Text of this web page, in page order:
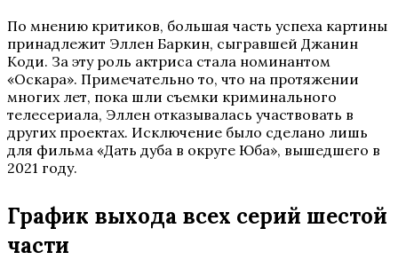
По мнению критиков, большая часть успеха картины
принадлежит Эллен Баркин, сыгравшей Джанин
Коди. За эту роль актриса стала номинантом
«Оскара». Примечательно то, что на протяжении
многих лет, пока шли съемки криминального
телесериала, Эллен отказывалась участвовать в
других проектах. Исключение было сделано лишь
для фильма «Дать дуба в округе Юба», вышедшего в
2021 году.
График выхода всех серий шестой
части